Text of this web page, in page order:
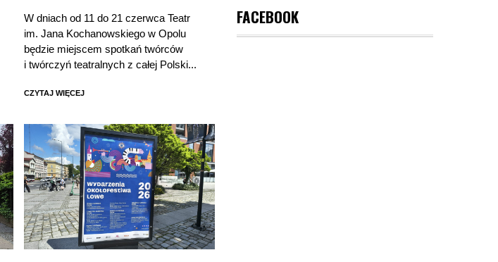
W dniach od 11 do 21 czerwca Teatr
im. Jana Kochanowskiego w Opolu
będzie miejscem spotkań twórców
i twórczyń teatralnych z całej Polski...
CZYTAJ WIĘCEJ
FACEBOOK